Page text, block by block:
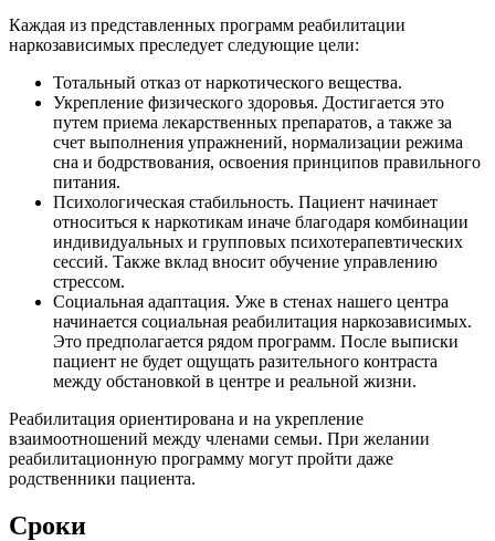
Каждая из представленных программ реабилитации
наркозависимых преследует следующие цели:
Тотальный отказ от наркотического вещества.
Укрепление физического здоровья. Достигается это
путем приема лекарственных препаратов, а также за
счет выполнения упражнений, нормализации режима
сна и бодрствования, освоения принципов правильного
питания.
Психологическая стабильность. Пациент начинает
относиться к наркотикам иначе благодаря комбинации
индивидуальных и групповых психотерапевтических
сессий. Также вклад вносит обучение управлению
стрессом.
Социальная адаптация. Уже в стенах нашего центра
начинается социальная реабилитация наркозависимых.
Это предполагается рядом программ. После выписки
пациент не будет ощущать разительного контраста
между обстановкой в центре и реальной жизни.
Реабилитация ориентирована и на укрепление
взаимоотношений между членами семьи. При желании
реабилитационную программу могут пройти даже
родственники пациента.
Сроки